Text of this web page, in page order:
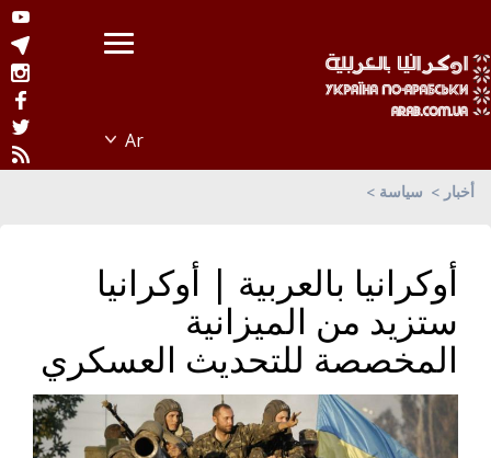
أخبار سياسة
أوكرانيا بالعربية | أوكرانيا
ستزيد من الميزانية
المخصصة للتحديث العسكري